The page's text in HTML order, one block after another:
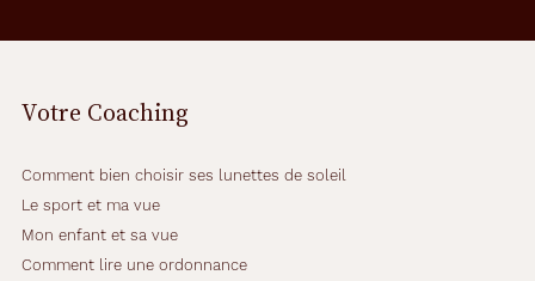
Votre Coaching
Comment bien choisir ses lunettes de soleil
Le sport et ma vue
Mon enfant et sa vue
Comment lire une ordonnance